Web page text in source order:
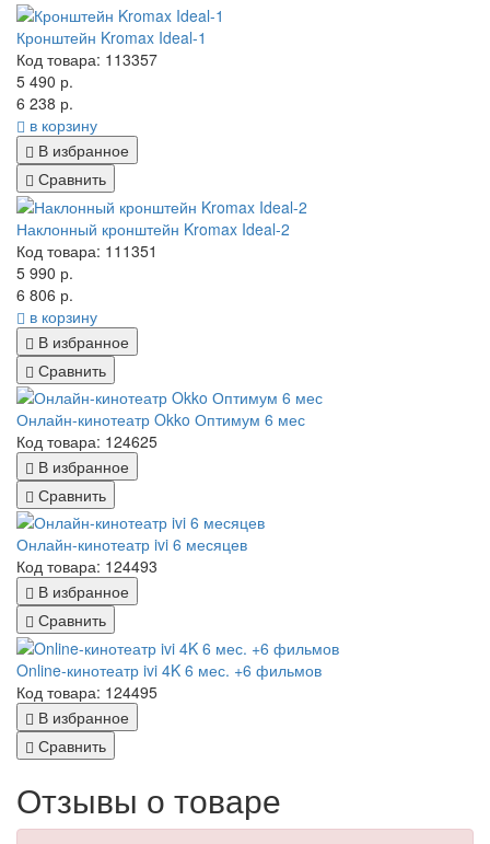
Кронштейн Kromax Ideal-1
Код товара: 113357
5 490 р.
6 238 р.
в корзину
В избранное
Сравнить
Наклонный кронштейн Kromax Ideal-2
Код товара: 111351
5 990 р.
6 806 р.
в корзину
В избранное
Сравнить
Онлайн-кинотеатр Okko Оптимум 6 мес
Код товара: 124625
В избранное
Сравнить
Онлайн-кинотеатр ivi 6 месяцев
Код товара: 124493
В избранное
Сравнить
Online-кинотеатр ivi 4K 6 мес. +6 фильмов
Код товара: 124495
В избранное
Сравнить
Отзывы о товаре